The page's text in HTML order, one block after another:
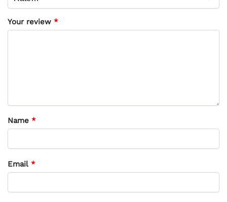
Your review *
Name *
Email *